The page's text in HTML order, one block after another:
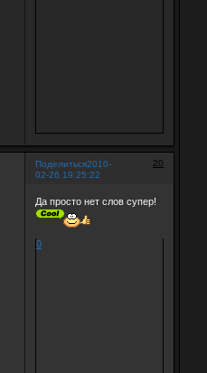
Поделиться 20
2010-
02-26 19:25:22
Да просто нет слов супер!
0